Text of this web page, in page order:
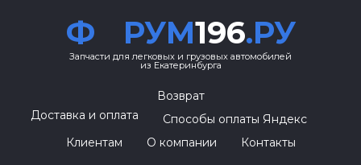
Ф РУМ196.РУ
Запчасти для легковых и грузовых автомобилей
из Екатеринбурга
Возврат
Доставка и оплата
Способы оплаты Яндекс
Клиентам
О компании Контакты